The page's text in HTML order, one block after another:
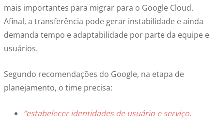
mais importantes para migrar para o Google Cloud.
Afinal, a transferência pode gerar instabilidade e ainda
demanda tempo e adaptabilidade por parte da equipe e
usuários.
Segundo recomendações do Google, na etapa de
planejamento, o time precisa:
“estabelecer identidades de usuário e serviço.